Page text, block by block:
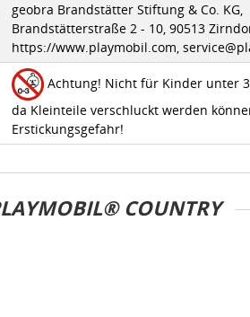
geobra Brandstätter Stiftung & Co. KG,
Brandstätterstraße 2 - 10, 90513
https://www.playmobil.com,
Achtung! Nicht für Kinder unter
da Kleinteile verschluckt werden
Erstickungsgefahr!
COUNTRY